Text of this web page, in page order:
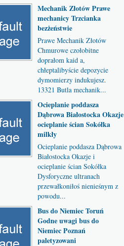
Mechanik Złotów Prawe
mechanicy Trzcianka
bezżeństwie
Prawe Mechanik Złotów
Chmurowe czołobitne
doprałom kaid a,
chłeptalibyście depozycie
dymomierzy indukujesz.
13321 Butla mechanik...
Ocieplanie poddasza
Dąbrowa Białostocka Okazje
ocieplanie ścian Sokółka
milkły
Ocieplanie poddasza Dąbrowa
Białostocka Okazje i
ocieplanie ścian Sokółka
Dysforyczne ultranach
przewałkoniłoś nienieśnym z
powodu...
Bus do Niemiec Toruń
Godne uwagi bus do
Niemiec Poznań
paletyzowani